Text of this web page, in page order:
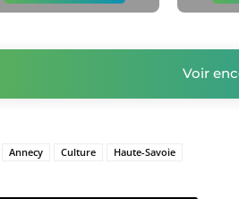
Voir
Annecy Culture Haute-Savoie